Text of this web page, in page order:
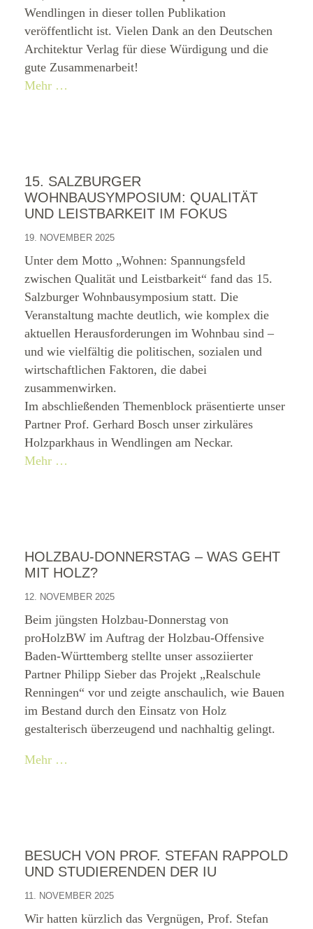
Wendlingen in dieser tollen Publikation
veröffentlicht ist. Vielen Dank an den Deutschen
Architektur Verlag für diese Würdigung und die
gute Zusammenarbeit!
Mehr …
15. SALZBURGER
WOHNBAUSYMPOSIUM: QUALITÄT
UND LEISTBARKEIT IM FOKUS
19. NOVEMBER 2025
Unter dem Motto „Wohnen: Spannungsfeld
zwischen Qualität und Leistbarkeit“ fand das 15.
Salzburger Wohnbausymposium statt. Die
Veranstaltung machte deutlich, wie komplex die
aktuellen Herausforderungen im Wohnbau sind –
und wie vielfältig die politischen, sozialen und
wirtschaftlichen Faktoren, die dabei
zusammenwirken.
Im abschließenden Themenblock präsentierte unser
Partner Prof. Gerhard Bosch unser zirkuläres
Holzparkhaus in Wendlingen am Neckar.
Mehr …
HOLZBAU-DONNERSTAG – WAS GEHT
MIT HOLZ?
12. NOVEMBER 2025
Beim jüngsten Holzbau-Donnerstag von
proHolzBW im Auftrag der Holzbau-Offensive
Baden-Württemberg stellte unser assoziierter
Partner Philipp Sieber das Projekt „Realschule
Renningen“ vor und zeigte anschaulich, wie Bauen
im Bestand durch den Einsatz von Holz
gestalterisch überzeugend und nachhaltig gelingt.
Mehr …
BESUCH VON PROF. STEFAN RAPPOLD
UND STUDIERENDEN DER IU
11. NOVEMBER 2025
Wir hatten kürzlich das Vergnügen, Prof. Stefan